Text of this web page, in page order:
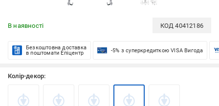
В наявності КОД40412186
Безкоштовна доставка
в поштомати Епіцентр
-5% з суперкредиткою VISA Вигода
Колір-декор: